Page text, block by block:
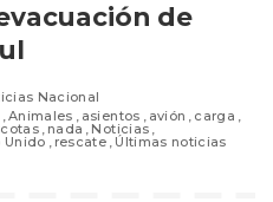
de
Nacional
Animales asientos avión carga
nada Noticias
Unido rescate Últimas noticias